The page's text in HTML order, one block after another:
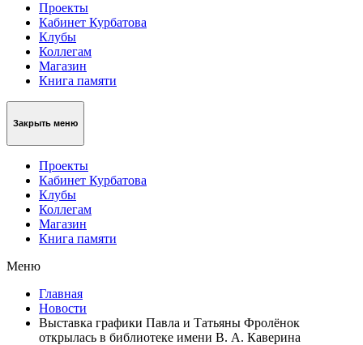
Проекты
Кабинет Курбатова
Клубы
Коллегам
Магазин
Книга памяти
Закрыть меню
Проекты
Кабинет Курбатова
Клубы
Коллегам
Магазин
Книга памяти
Меню
Главная
Новости
Выставка графики Павла и Татьяны Фролёнок
открылась в библиотеке имени В. А. Каверина